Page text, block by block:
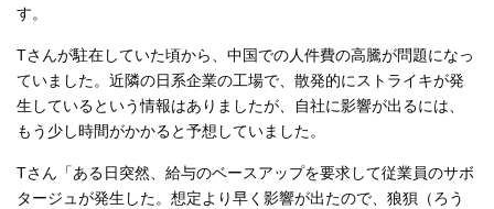
す。
Tさんが駐在していた頃から、中国での人件費の高騰が問題になっ
ていました。近隣の日系企業の工場で、散発的にストライキが発
生しているという情報はありましたが、自社に影響が出るには、
もう少し時間がかかると予想していました。
Tさん「ある日突然、給与のベースアップを要求して従業員のサボ
タージュが発生した。想定より早く影響が出たので、狼狽（ろう